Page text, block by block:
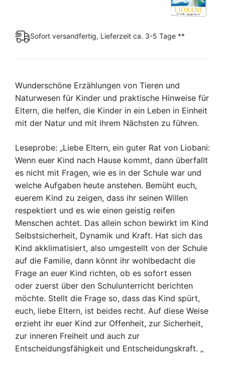
Sofort versandfertig, Lieferzeit ca. 3-5 Tage **
Wunderschöne Erzählungen von Tieren und
Naturwesen für Kinder und praktische Hinweise für
Eltern, die helfen, die Kinder in ein Leben in Einheit
mit der Natur und mit ihrem Nächsten zu führen.
Leseprobe: „Liebe Eltern, ein guter Rat von Liobani:
Wenn euer Kind nach Hause kommt, dann überfallt
es nicht mit Fragen, wie es in der Schule war und
welche Aufgaben heute anstehen. Bemüht euch,
euerem Kind zu zeigen, dass ihr seinen Willen
respektiert und es wie einen geistig reifen
Menschen achtet. Das allein schon bewirkt im Kind
Selbstsicherheit, Dynamik und Kraft. Hat sich das
Kind akklimatisiert, also umgestellt von der Schule
auf die Familie, dann könnt ihr wohlbedacht die
Frage an euer Kind richten, ob es sofort essen
oder zuerst über den Schulunterricht berichten
möchte. Stellt die Frage so, dass das Kind spürt,
euch, liebe Eltern, ist beides recht. Auf diese Weise
erzieht ihr euer Kind zur Offenheit, zur Sicherheit,
zur inneren Freiheit und auch zur
Entscheidungsfähigkeit und Entscheidungskraft. „